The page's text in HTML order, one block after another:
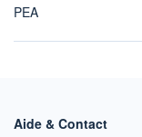
PEA
Aide & Contact